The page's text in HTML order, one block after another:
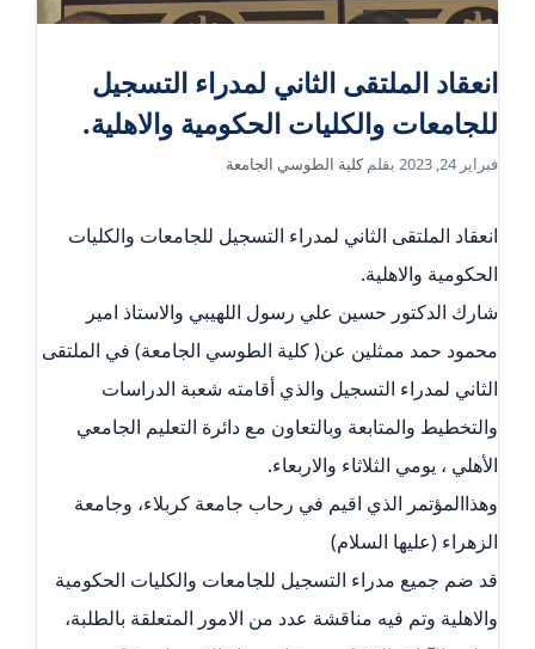
انعقاد الملتقى الثاني لمدراء التسجيل
للجامعات والكليات الحكومية والاهلية.
فبراير 24, 2023 بقلمكلية الطوسي الجامعة
انعقاد الملتقى الثاني لمدراء التسجيل للجامعات والكليات
الحكومية والاهلية.
شارك الدكتور حسين علي رسول اللهيبي والاستاذ امير
محمود حمد ممثلين عن( كلية الطوسي الجامعة) في الملتقى
الثاني لمدراء التسجيل والذي أقامته شعبة الدراسات
والتخطيط والمتابعة وبالتعاون مع دائرة التعليم الجامعي
الأهلي ، يومي الثلاثاء والاربعاء.
وهذاالمؤتمر الذي اقيم في رحاب جامعة كربلاء، وجامعة
الزهراء (عليها السلام)
قد ضم جميع مدراء التسجيل للجامعات والكليات الحكومية
والاهلية وتم فيه مناقشة عدد من الامور المتعلقة بالطلبة،